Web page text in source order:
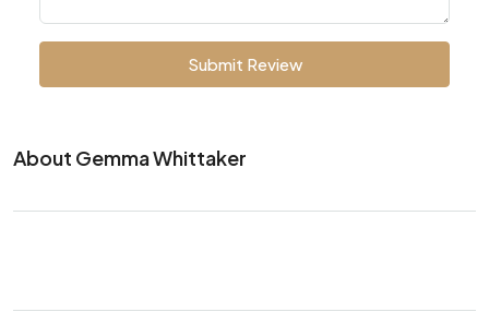
Submit Review
About Gemma Whittaker